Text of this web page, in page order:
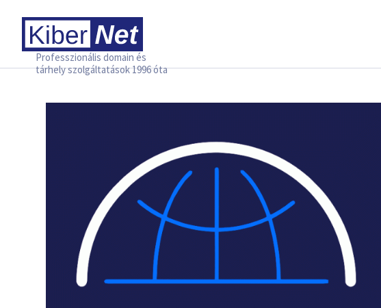
Professzionális domain és
tárhely szolgáltatások 1996 óta